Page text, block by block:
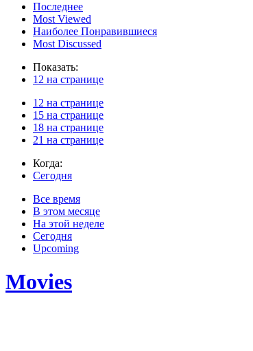
Последнее
Most Viewed
Наиболее Понравившиеся
Most Discussed
Показать:
12 на странице
12 на странице
15 на странице
18 на странице
21 на странице
Когда:
Сегодня
Все время
В этом месяце
На этой неделе
Сегодня
Upcoming
Movies